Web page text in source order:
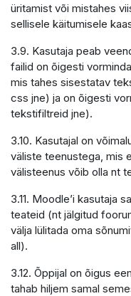
üritamist või mistahes
sellisele käitumisele
3.9. Kasutaja peab
failid on õigesti
mis tahes sisestatav
css jne) ja on õigesti
tekstifiltreid jne).
3.10. Kasutajal on
väliste teenustega, mis
välisteenus võib olla nt
3.11. Moodle’i kasutaja
teateid (nt jälgitud
välja lülitada oma
all).
3.12. Õppijal on õigus
tahab hiljem samal